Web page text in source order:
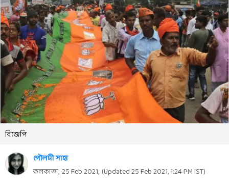
বিজেপি
পৌলমী সাহা
কলকাতা, 25 Feb 2021, (Updated25 Feb 2021, 1:24 PMIST)